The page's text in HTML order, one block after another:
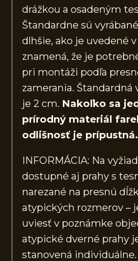
drážkou a osadeným
Štandardne sú vyrábané
dlhšie, ako je uvedené
znamená, že je
pri montáži podľa
zamerania. Štandardná
je 2 cm. Nakoľko sa
prírodný materiál
odlišnosť je prípustná.
INFORMÁCIA: Na
dostupné aj prahy s
narezané na presnú
atypických rozmerov –
uviesť v poznámke
atypické dverné prahy
stanovená